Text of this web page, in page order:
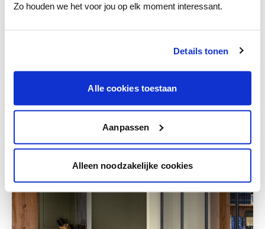
Zo houden we het voor jou op elk moment interessant.
Details tonen
Alle cookies toestaan
Aanpassen
Alleen noodzakelijke cookies
Obtenez des conseils personnalisés sur la